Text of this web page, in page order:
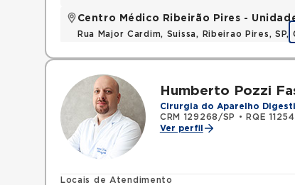
Centro Médico Ribeirão Pires -
Rua Major Cardim, Suissa, Ribeirao Pires,
Humberto Pozzi
Cirurgia do Aparelho
CRM 129268/SP
• RQE
Ver perfil
Locais de Atendimento